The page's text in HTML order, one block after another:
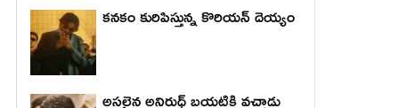
కనకం కురిపిస్తున్న కొరియన్ దెయ్యం